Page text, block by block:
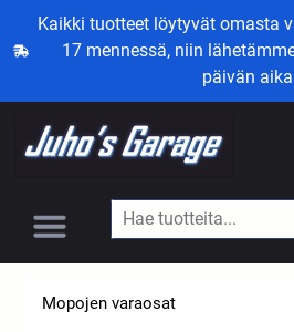
Kaikki tuotteet löytyvät omasta
17 mennessä, niin
päivän
Mopojen varaosat